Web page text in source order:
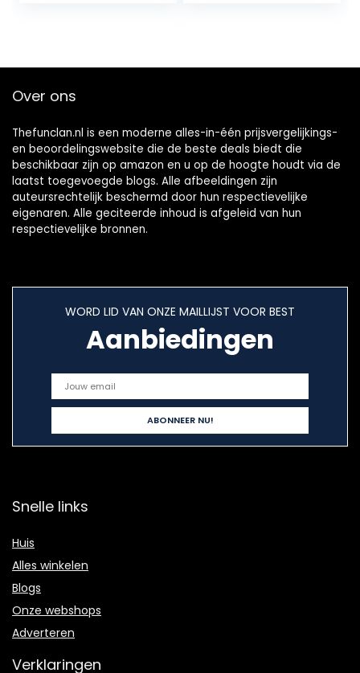
Over ons
Thefunclan.nl is een moderne alles-in-één prijsvergelijkings-
en beoordelingswebsite die de beste deals biedt die
beschikbaar zijn op amazon en u op de hoogte houdt via de
laatst toegevoegde blogs. Alle afbeeldingen zijn
auteursrechtelijk beschermd door hun respectievelijke
eigenaren. Alle geciteerde inhoud is afgeleid van hun
respectievelijke bronnen.
WORD LID VAN ONZE MAILLIJST VOOR BEST
Aanbiedingen
Snelle links
Huis
Alles winkelen
Blogs
Onze webshops
Adverteren
Verklaringen